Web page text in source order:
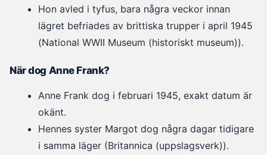
Hon avled i tyfus, bara några veckor innan
lägret befriades av brittiska trupper i april 1945
(National WWII Museum (historiskt museum)).
När dog Anne Frank?
Anne Frank dog i februari 1945, exakt datum är
okänt.
Hennes syster Margot dog några dagar tidigare
i samma läger (Britannica (uppslagsverk)).